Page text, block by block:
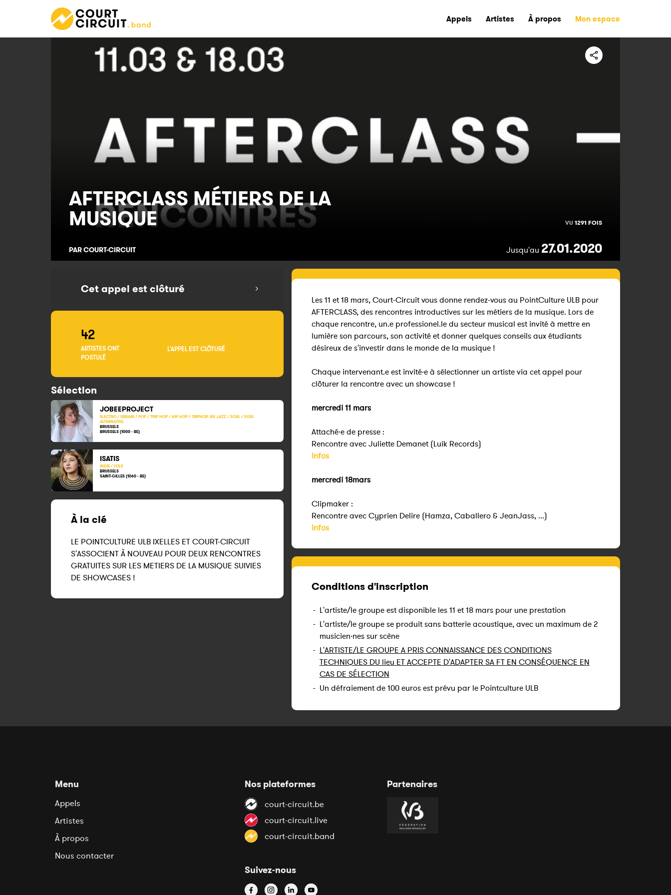
Appels Artistes À propos Mon espace
AFTERCLASSMÉTIERS DE LA
MUSIQUE VU 1291 FOIS
PAR COURT-CIRCUIT Jusqu'au 27.01.2020
Cet appel est clôturé
42
ARTISTES ONT
POSTULÉ
L'APPEL EST CLÔTURÉ
Sélection
JOBEEPROJECT
ELECTRO / URBAIN / POP / TRIP HOP / HIP HOP / TRIPHOP. NU JAZZ / SOUL / SOUL
ALTERNATIVE.
BRUSSELS
BRUSSELS (1000 - BE)
ISATIS
INDIE / FOLK
BRUSSELS
SAINT-GILLES (1060 - BE)
À la clé
LE POINTCULTURE ULB IXELLES ET COURT-CIRCUIT
S'ASSOCIENT À NOUVEAU POUR DEUX RENCONTRES
GRATUITES SUR LES METIERS DE LA MUSIQUE SUIVIES
DE SHOWCASES !
Les 11 et 18 mars, Court-Circuit vous donne rendez-vous au PointCulture ULB pour
AFTERCLASS, des rencontres introductives sur les métiers de la musique. Lors de
chaque rencontre, un.e professionel.le du secteur musical est invité à mettre en
lumière son parcours, son activité et donner quelques conseils aux étudiants
désireux de s'investir dans le monde de la musique !
Chaque intervenant.e est invité·e à sélectionner un artiste via cet appel pour
clôturer la rencontre avec un showcase !
mercredi 11 mars
Attaché·e de presse :
Rencontre avec Juliette Demanet (Luik Records)
infos
mercredi 18mars
Clipmaker :
Rencontre avec Cyprien Delire (Hamza, Caballero & JeanJass, ...)
infos
Conditions d'inscription
- L'artiste/le groupe est disponible les 11 et 18 mars pour une prestation
- L'artiste/le groupe se produit sans batterie acoustique, avec un maximum de 2
musicien·nes sur scène
- L'ARTISTE/LE GROUPE A PRIS CONNAISSANCE DES CONDITIONS
TECHNIQUES DU lieu ET ACCEPTE D'ADAPTER SA FT EN CONSÉQUENCE EN
CAS DE SÉLECTION
- Un défraiement de 100 euros est prévu par le Pointculture ULB
Menu
Appels
Artistes
À propos
Nous contacter
Nos plateformes
court-circuit.be
court-circuit.live
court-circuit.band
Suivez-nous
Partenaires